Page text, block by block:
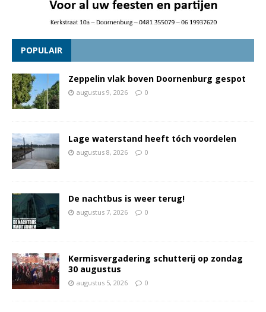
POPULAIR
Zeppelin vlak boven Doornenburg gespot
augustus 9, 2026 0
Lage waterstand heeft tóch voordelen
augustus 8, 2026 0
De nachtbus is weer terug!
augustus 7, 2026 0
Kermisvergadering schutterij op zondag
30 augustus
augustus 5, 2026 0